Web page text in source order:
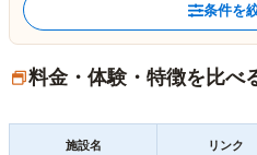
条件を
料金・体験・特徴を比べ
施設名 リンク